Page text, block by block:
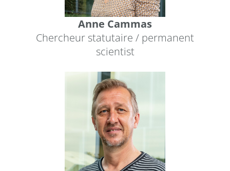
Anne Cammas
Chercheur statutaire / permanent
scientist